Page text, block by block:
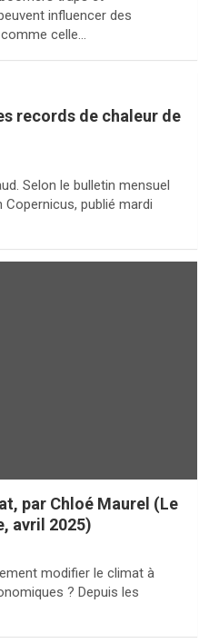
influencer des
celle…
records de chaleur de
Selon le bulletin mensuel
publié mardi
par Chloé Maurel (Le
avril 2025)
modifier le climat à
? Depuis les